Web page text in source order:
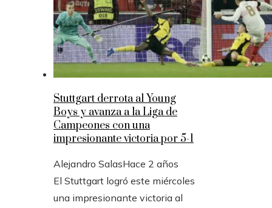
Stuttgart derrota al Young
Boys y avanza a la Liga de
Campeones con una
impresionante victoria por 5-1
Alejandro SalasHace 2 años
El Stuttgart logró este miércoles
una impresionante victoria al